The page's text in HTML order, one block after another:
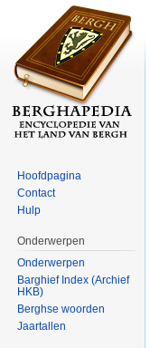
Hoofdpagina
Contact
Hulp
Onderwerpen
Onderwerpen
Barghief Index (Archief
HKB)
Berghse woorden
Jaartallen